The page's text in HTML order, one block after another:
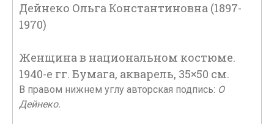
Дейнеко Ольга Константиновна (1897-
1970)
Женщина в национальном костюме.
1940-е гг. Бумага, акварель, 35×50 см.
В правом нижнем углу авторская подпись: О
Дейнеко.